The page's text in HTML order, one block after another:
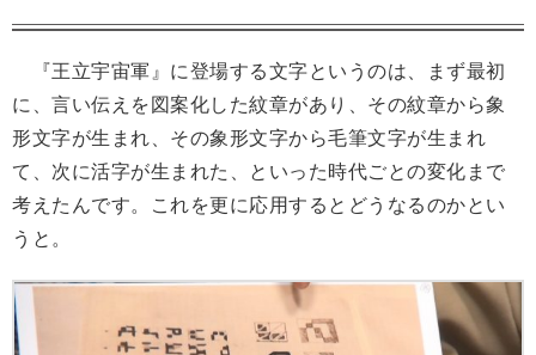
『王立宇宙軍』に登場する文字というのは、まず最初
に、言い伝えを図案化した紋章があり、その紋章から象
形文字が生まれ、その象形文字から毛筆文字が生まれ
て、次に活字が生まれた、といった時代ごとの変化まで
考えたんです。これを更に応用するとどうなるのかとい
うと。